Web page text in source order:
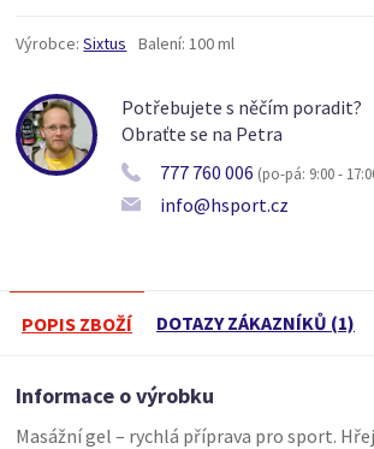
Výrobce: Sixtus Balení: 100 ml
Potřebujete s něčím poradit?
Obraťte se na Petra
777 760 006 (po-pá: 9:00 -
info@hsport.cz
POPIS ZBOŽÍ DOTAZY ZÁKAZNÍKŮ (1)
Informace o výrobku
Masážní gel – rychlá příprava pro sport.